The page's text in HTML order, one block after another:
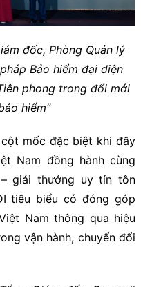
đốc, Phòng Quản lý
Bảo hiểm đại diện
phong trong đổi mới
hiểm”
mốc đặc biệt khi đây
Nam đồng hành cùng
– giải thưởng uy tín tôn
tiêu biểu có đóng góp
Nam thông qua hiệu
vận hành, chuyển đổi